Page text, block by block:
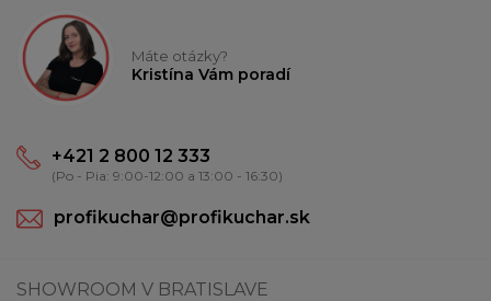
Máte otázky?
Kristína Vám poradí
+421 2 800 12 333
(Po - Pia: 9:00-12:00 a 13:00 - 16:30)
profikuchar@profikuchar.sk
SHOWROOM V BRATISLAVE